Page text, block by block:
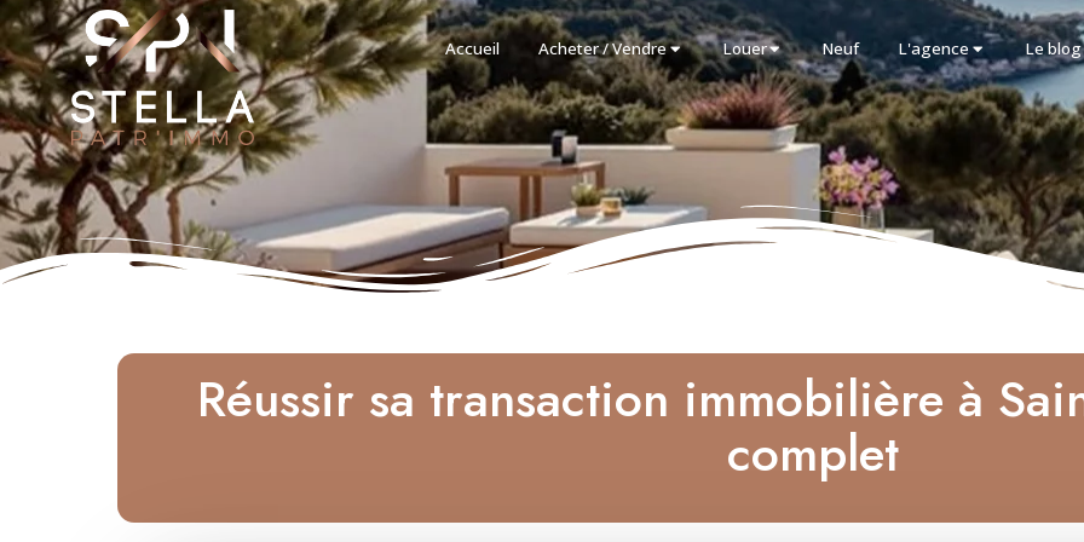
Accueil Acheter / Vendre Louer Neuf L'agence Le blog
Réussir sa transaction immobilière à
complet